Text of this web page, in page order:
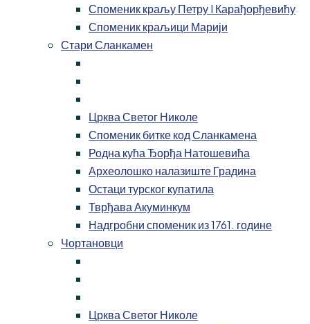
Споменик краљу Петру I Карађорђевићу
Споменик краљици Марији
Стари Сланкамен
Црква Светог Николе
Споменик битке код Сланкамена
Родна кућа Ђорђа Натошевића
Археолошко налазиште Градина
Остаци турског купатила
Тврђава Акуминкум
Надгробни споменик из 1761. године
Чортановци
Црква Светог Николе